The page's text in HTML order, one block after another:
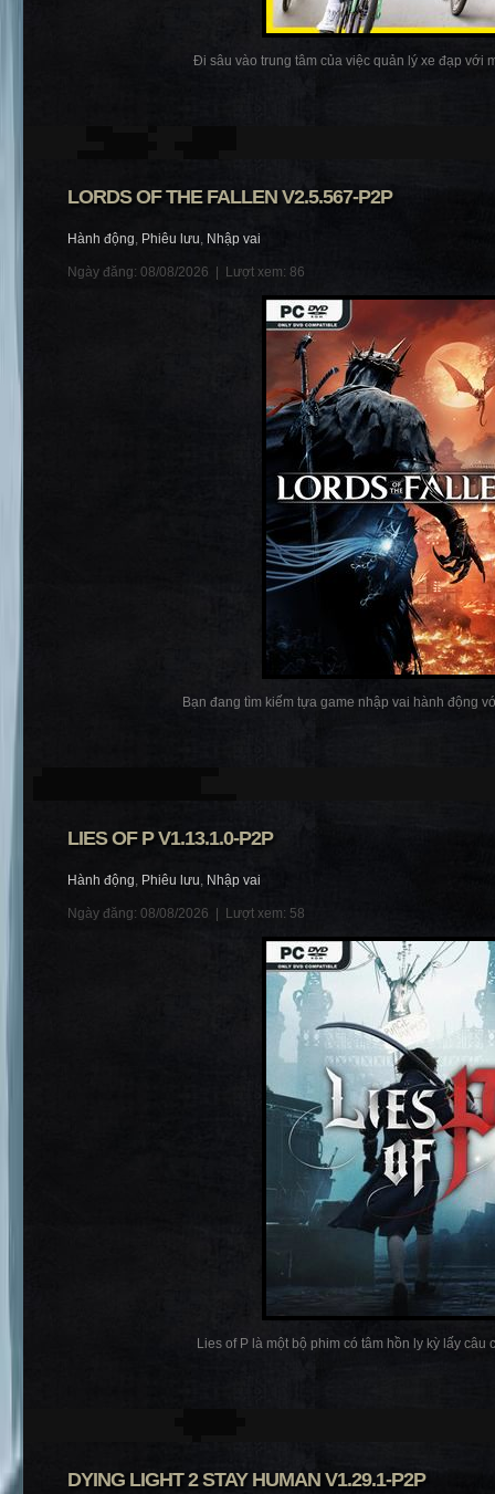
Đi sâu vào trung tâm của việc quản lý xe đạp với
LORDS OF THE FALLEN V2.5.567-P2P
Hành động, Phiêu lưu, Nhập vai
Ngày đăng: 08/08/2026 | Lượt xem: 86
Bạn đang tìm kiếm tựa game nhập vai hành động
LIES OF P V1.13.1.0-P2P
Hành động, Phiêu lưu, Nhập vai
Ngày đăng: 08/08/2026 | Lượt xem: 58
Lies of P là một bộ phim có tâm hồn ly kỳ lấy câu
DYING LIGHT 2 STAY HUMAN V1.29.1-P2P